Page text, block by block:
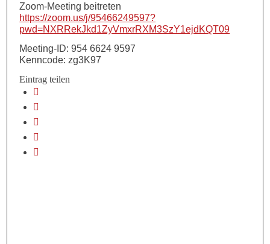
Zoom-Meeting beitreten
https://zoom.us/j/95466249597?
pwd=NXRRekJkd1ZyVmxrRXM3SzY1ejdKQT09
Meeting-ID: 954 6624 9597
Kenncode: zg3K97
Eintrag teilen